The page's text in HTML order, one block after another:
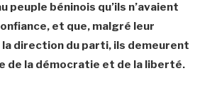
peuple béninois qu’ils n’avaient
et que, malgré leur
direction du parti, ils demeurent
de la démocratie et de la liberté.